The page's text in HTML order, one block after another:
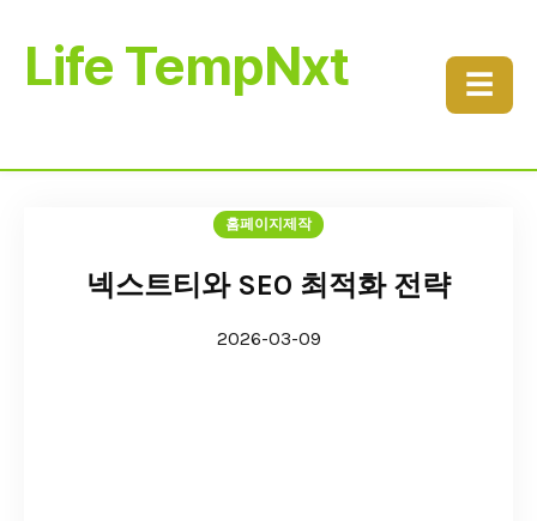
Life TempNxt ☰
홈페이지제작
넥스트티와 SEO 최적화 전략
2026-03-09